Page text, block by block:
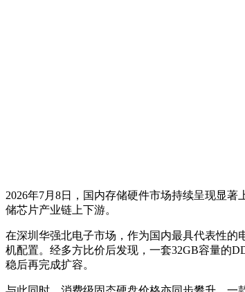
2026年7月8日，国内存储硬件市场持续呈现显
储芯片产业链上下游。
在深圳华强北电子市场，作为国内最具代表性
机配置。经多方比价后发现，一套32GB容量的
稳后再完成扩容。